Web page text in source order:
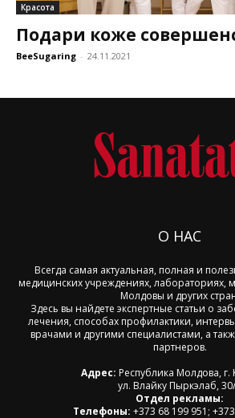
Красота
Подари коже
BeeSugaring - 24.11.2021
О НАС
Всегда самая актуальная, полная и
медицинских учреждениях, лабораториях,
Молдовы и других
Здесь вы найдете экспертные статьи о
лечения, способах профилактики,
врачами и другими специалистами, а
партнеров.
Адрес: Республика Молдова,
ул. Влайку Пыркэлаб,
Отдел рекламы:
Телефоны: +373 68 199 951;